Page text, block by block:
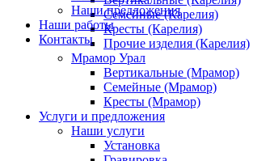
Наши предложения
Наши работы
Контакты
Семейные (Карелия)
Кресты (Карелия)
Прочие изделия (Карелия)
Мрамор Урал
Вертикальные (Мрамор)
Семейные (Мрамор)
Кресты (Мрамор)
Услуги и предложения
Наши услуги
Установка